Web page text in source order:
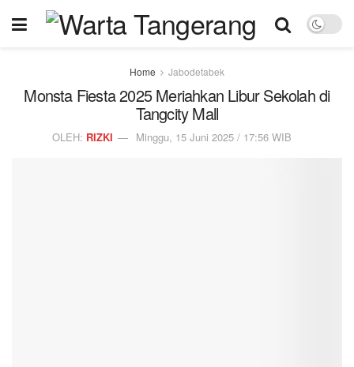
Home Jabodetabek
Monsta Fiesta 2025 Meriahkan Libur Sekolah di
Tangcity Mall
OLEH: RIZKI Minggu, 15 Juni 2025 / 17:56 WIB